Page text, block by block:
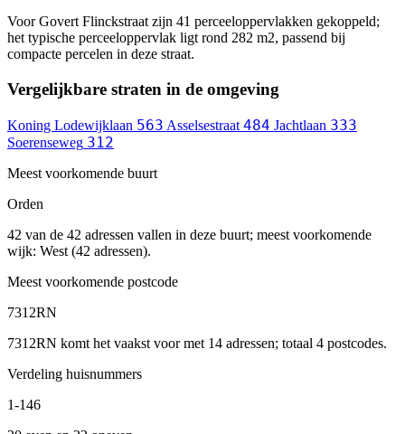
Voor Govert Flinckstraat zijn 41 perceeloppervlakken gekoppeld;
het typische perceeloppervlak ligt rond 282 m2, passend bij
compacte percelen in deze straat.
Vergelijkbare straten in de omgeving
Koning Lodewijklaan 563 Asselsestraat 484 Jachtlaan 333
Soerenseweg 312
Meest voorkomende buurt
Orden
42 van de 42 adressen vallen in deze buurt; meest voorkomende
wijk: West (42 adressen).
Meest voorkomende postcode
7312RN
7312RN komt het vaakst voor met 14 adressen; totaal 4 postcodes.
Verdeling huisnummers
1-146